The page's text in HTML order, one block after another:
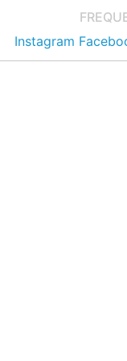
Instagram